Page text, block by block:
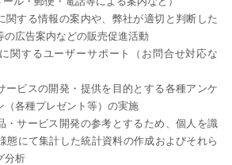
関する情報の案内や、弊社が適切と判断した
広告案内などの販売促進活動
関するユーザーサポート（お問合せ対応な
ービスの開発・提供を目的とする各種アンケ
（各種プレゼント等）の実施
・サービス開発の参考とするため、個人を識
態にて集計した統計資料の作成およびそれら
分析